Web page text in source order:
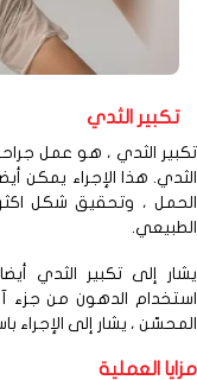
الثدي
الثدي ، هو عمل جراحي،
هذا الإجراء يمكن
، وتحقيق شكل اكثر
الدهون من جزء
، يشار إلى الإجراء
العملية